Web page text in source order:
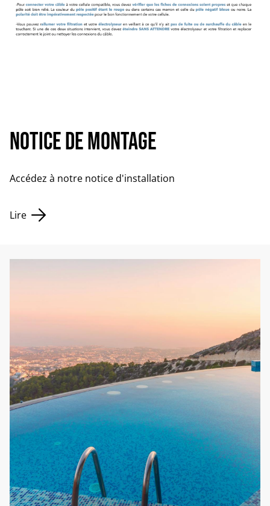
Notice de montage
Accédez à notre notice d'installation
Lire